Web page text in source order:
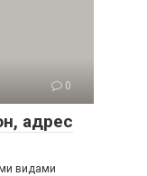
0
адрес
видами